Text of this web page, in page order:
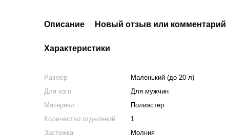
Описание Новый отзыв или комментарий
Характеристики
Размер
Маленький (до 20 л)
Для кого
Для мужчин
Материал
Полиэстер
Количество отделений
1
Застежка
Молния